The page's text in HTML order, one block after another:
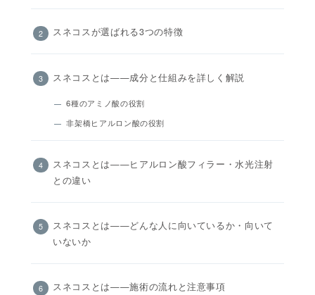
スネコスが選ばれる3つの特徴
スネコスとは——成分と仕組みを詳しく解説
6種のアミノ酸の役割
非架橋ヒアルロン酸の役割
スネコスとは——ヒアルロン酸フィラー・水光注射
との違い
スネコスとは——どんな人に向いているか・向いて
いないか
スネコスとは——施術の流れと注意事項